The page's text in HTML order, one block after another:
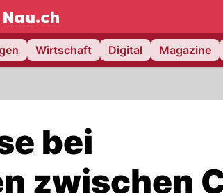
NAU.ch
Wirtschaft Digital Magazine
bei
zwischen